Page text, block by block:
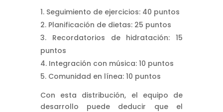
Seguimiento de ejercicios: 40 puntos
Planificación de dietas: 25 puntos
Recordatorios de hidratación: 15
puntos
Integración con música: 10 puntos
Comunidad en línea: 10 puntos
Con esta distribución, el equipo de
desarrollo puede deducir que el